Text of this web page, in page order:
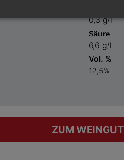
0,3 g/l
Säure
6,6 g/l
Vol. %
12,5%
ZUM WEINGUT